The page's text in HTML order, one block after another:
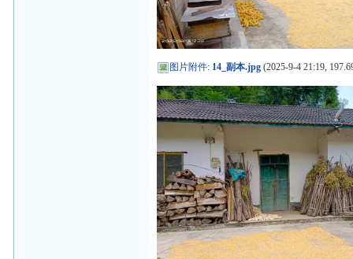
图片附件: 14_副本.jpg (2025-9-4 21:19,